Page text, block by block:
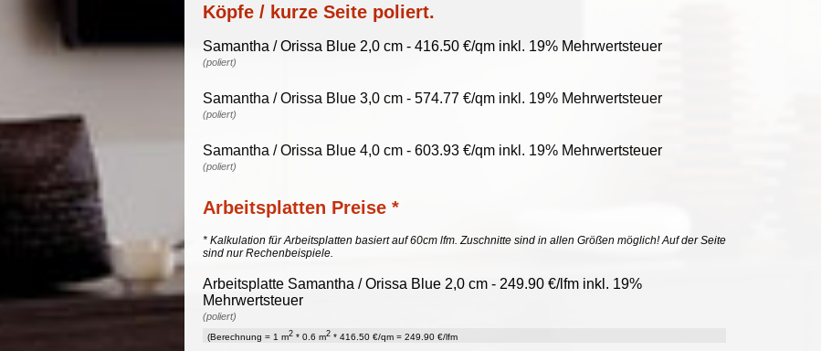
Köpfe / kurze Seite poliert.
Samantha / Orissa Blue 2,0 cm - 416.50 €/qm inkl. 19% Mehrwertsteuer
(poliert)
Samantha / Orissa Blue 3,0 cm - 574.77 €/qm inkl. 19% Mehrwertsteuer
(poliert)
Samantha / Orissa Blue 4,0 cm - 603.93 €/qm inkl. 19% Mehrwertsteuer
(poliert)
Arbeitsplatten Preise *
* Kalkulation für Arbeitsplatten basiert auf 60cm lfm. Zuschnitte sind in allen Größen möglich! Auf der Seite
sind nur Rechenbeispiele.
Arbeitsplatte Samantha / Orissa Blue 2,0 cm - 249.90 €/lfm inkl. 19%
Mehrwertsteuer
(poliert)
(Berechnung = 1 m2 * 0.6 m2 * 416.50 €/qm = 249.90 €/lfm